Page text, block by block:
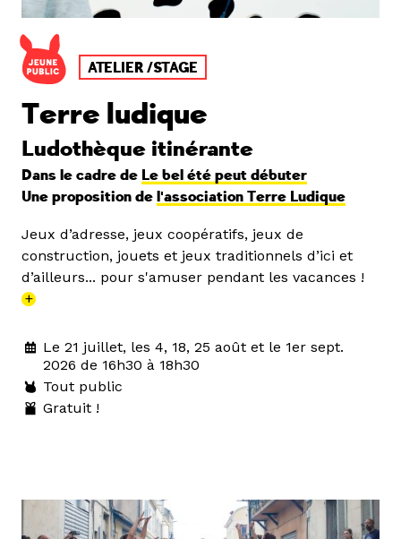
ATELIER /STAGE
Terre ludique
Ludothèque itinérante
Dans le cadre de Le bel été peut débuter
Une proposition de l'association Terre Ludique
Jeux d’adresse, jeux coopératifs, jeux de
construction, jouets et jeux traditionnels d’ici et
d’ailleurs... pour s'amuser pendant les vacances !
+
Le 21 juillet, les 4, 18, 25 août et le 1er sept.
2026 de 16h30 à 18h30
Tout public
Gratuit !